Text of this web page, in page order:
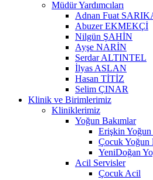
Müdür Yardımcıları
Adnan Fuat
Abuzer EKMEKÇİ
Nilgün ŞAHİN
Ayşe NARİN
Serdar ALTINTEL
İlyas ASLAN
Hasan TİTİZ
Selim ÇINAR
Klinik ve Birimlerimiz
Kliniklerimiz
Yoğun Bakımlar
Erişkin Yoğun
Çocuk Yoğun
YeniDoğan
Acil Servisler
Çocuk Acil